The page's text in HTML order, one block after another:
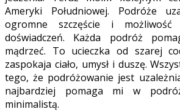
Ameryki Południowej. Podróże
ogromne szczęście i możliwość
doświadczeń. Każda podróż
mądrzeć. To ucieczka od szarej
zaspokaja ciało, umysł i duszę.
tego, że podróżowanie jest
najbardziej pomaga mi w
minimalistą.